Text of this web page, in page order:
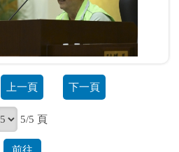
上一頁 下一頁
5/5 頁
前往